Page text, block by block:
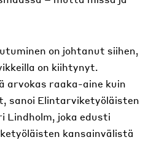
on johtanut siihen,
on kiihtynyt.
arvokas raaka-aine kuin
sanoi Elintarviketyöläisten
Lindholm, joka edusti
kansainvälistä